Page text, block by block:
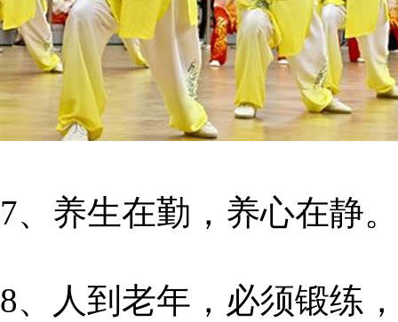
7、养生在勤，养心在静。
8、人到老年，必须锻练